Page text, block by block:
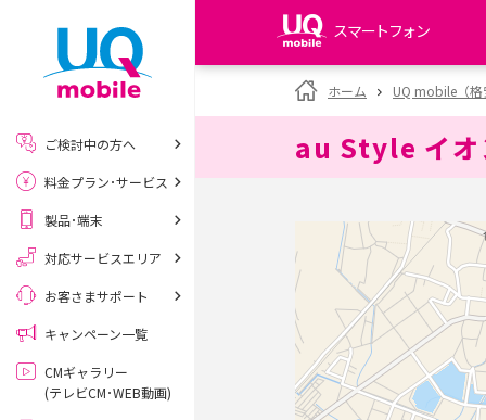
スマートフォン
my UQ WiMAX
UQ WiMAX ご契約の方
My UQ mobile
UQ mobile
データチャージサイト
ホーム UQ mobile（
au Style イオ
ご検討中の方へ
料金プラン･サービス
製品･端末
対応サービスエリア
お客さまサポート
キャンペーン一覧
CMギャラリー
(テレビCM･WEB動画)